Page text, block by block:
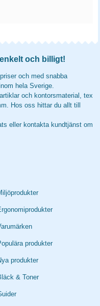
och billigt!
och med snabba
hela Sverige.
och kontorsmaterial, tex
Hos oss hittar du allt till
eller kontakta kundtjänst om
produkter
produkter
& Toner